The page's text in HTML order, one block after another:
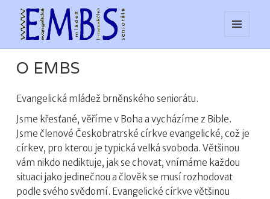
A
O EMBS
Evangelická mládež brněnského seniorátu.
Jsme křesťané, věříme v Boha a vycházíme z Bible.
Jsme členové Českobratrské církve evangelické, což je
církev, pro kterou je typická velká svoboda. Většinou
vám nikdo nediktuje, jak se chovat, vnímáme každou
situaci jako jedinečnou a člověk se musí rozhodovat
podle svého svědomí. Evangelické církve většinou